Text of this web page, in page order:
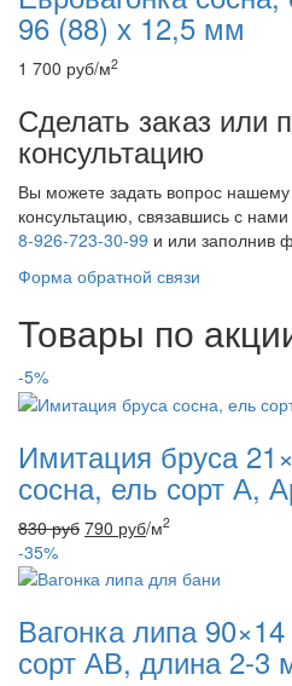
96 (88) х 12,5 мм
1 700 руб/м2
Сделать заказ или
консультацию
Вы можете задать вопрос нашему
консультацию, связавшись с
8-926-723-30-99 и или заполнив
Форма обратной связи
Товары по
-5%
Имитация бруса
сосна, ель сорт А,
830руб 790 руб/м2
-35%
Вагонка липа
сорт АВ, длина 2-3